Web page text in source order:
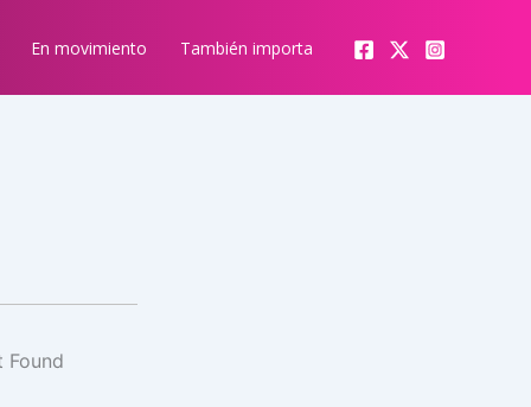
En movimiento También importa